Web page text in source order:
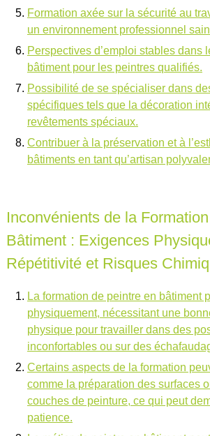
Formation axée sur la sécurité au
un environnement professionnel
Perspectives d’emploi stables dans
bâtiment pour les peintres qualifiés.
Possibilité de se spécialiser dans
spécifiques tels que la décoration
revêtements spéciaux.
Contribuer à la préservation et à
bâtiments en tant qu’artisan
Inconvénients de la
Bâtiment : Exigences
Répétitivité et Risques
La formation de peintre en bâtiment
physiquement, nécessitant une
physique pour travailler dans des
inconfortables ou sur des
Certains aspects de la formation
comme la préparation des surfaces
couches de peinture, ce qui peut
patience.